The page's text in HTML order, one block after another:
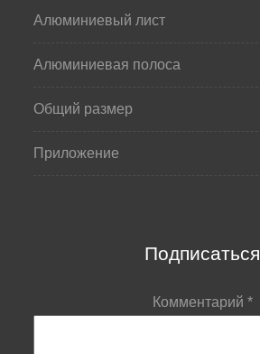
Алюминиевый лист
Алюминиевая полоса
Общий размер
Приложение
Подписаться
Комментарий *